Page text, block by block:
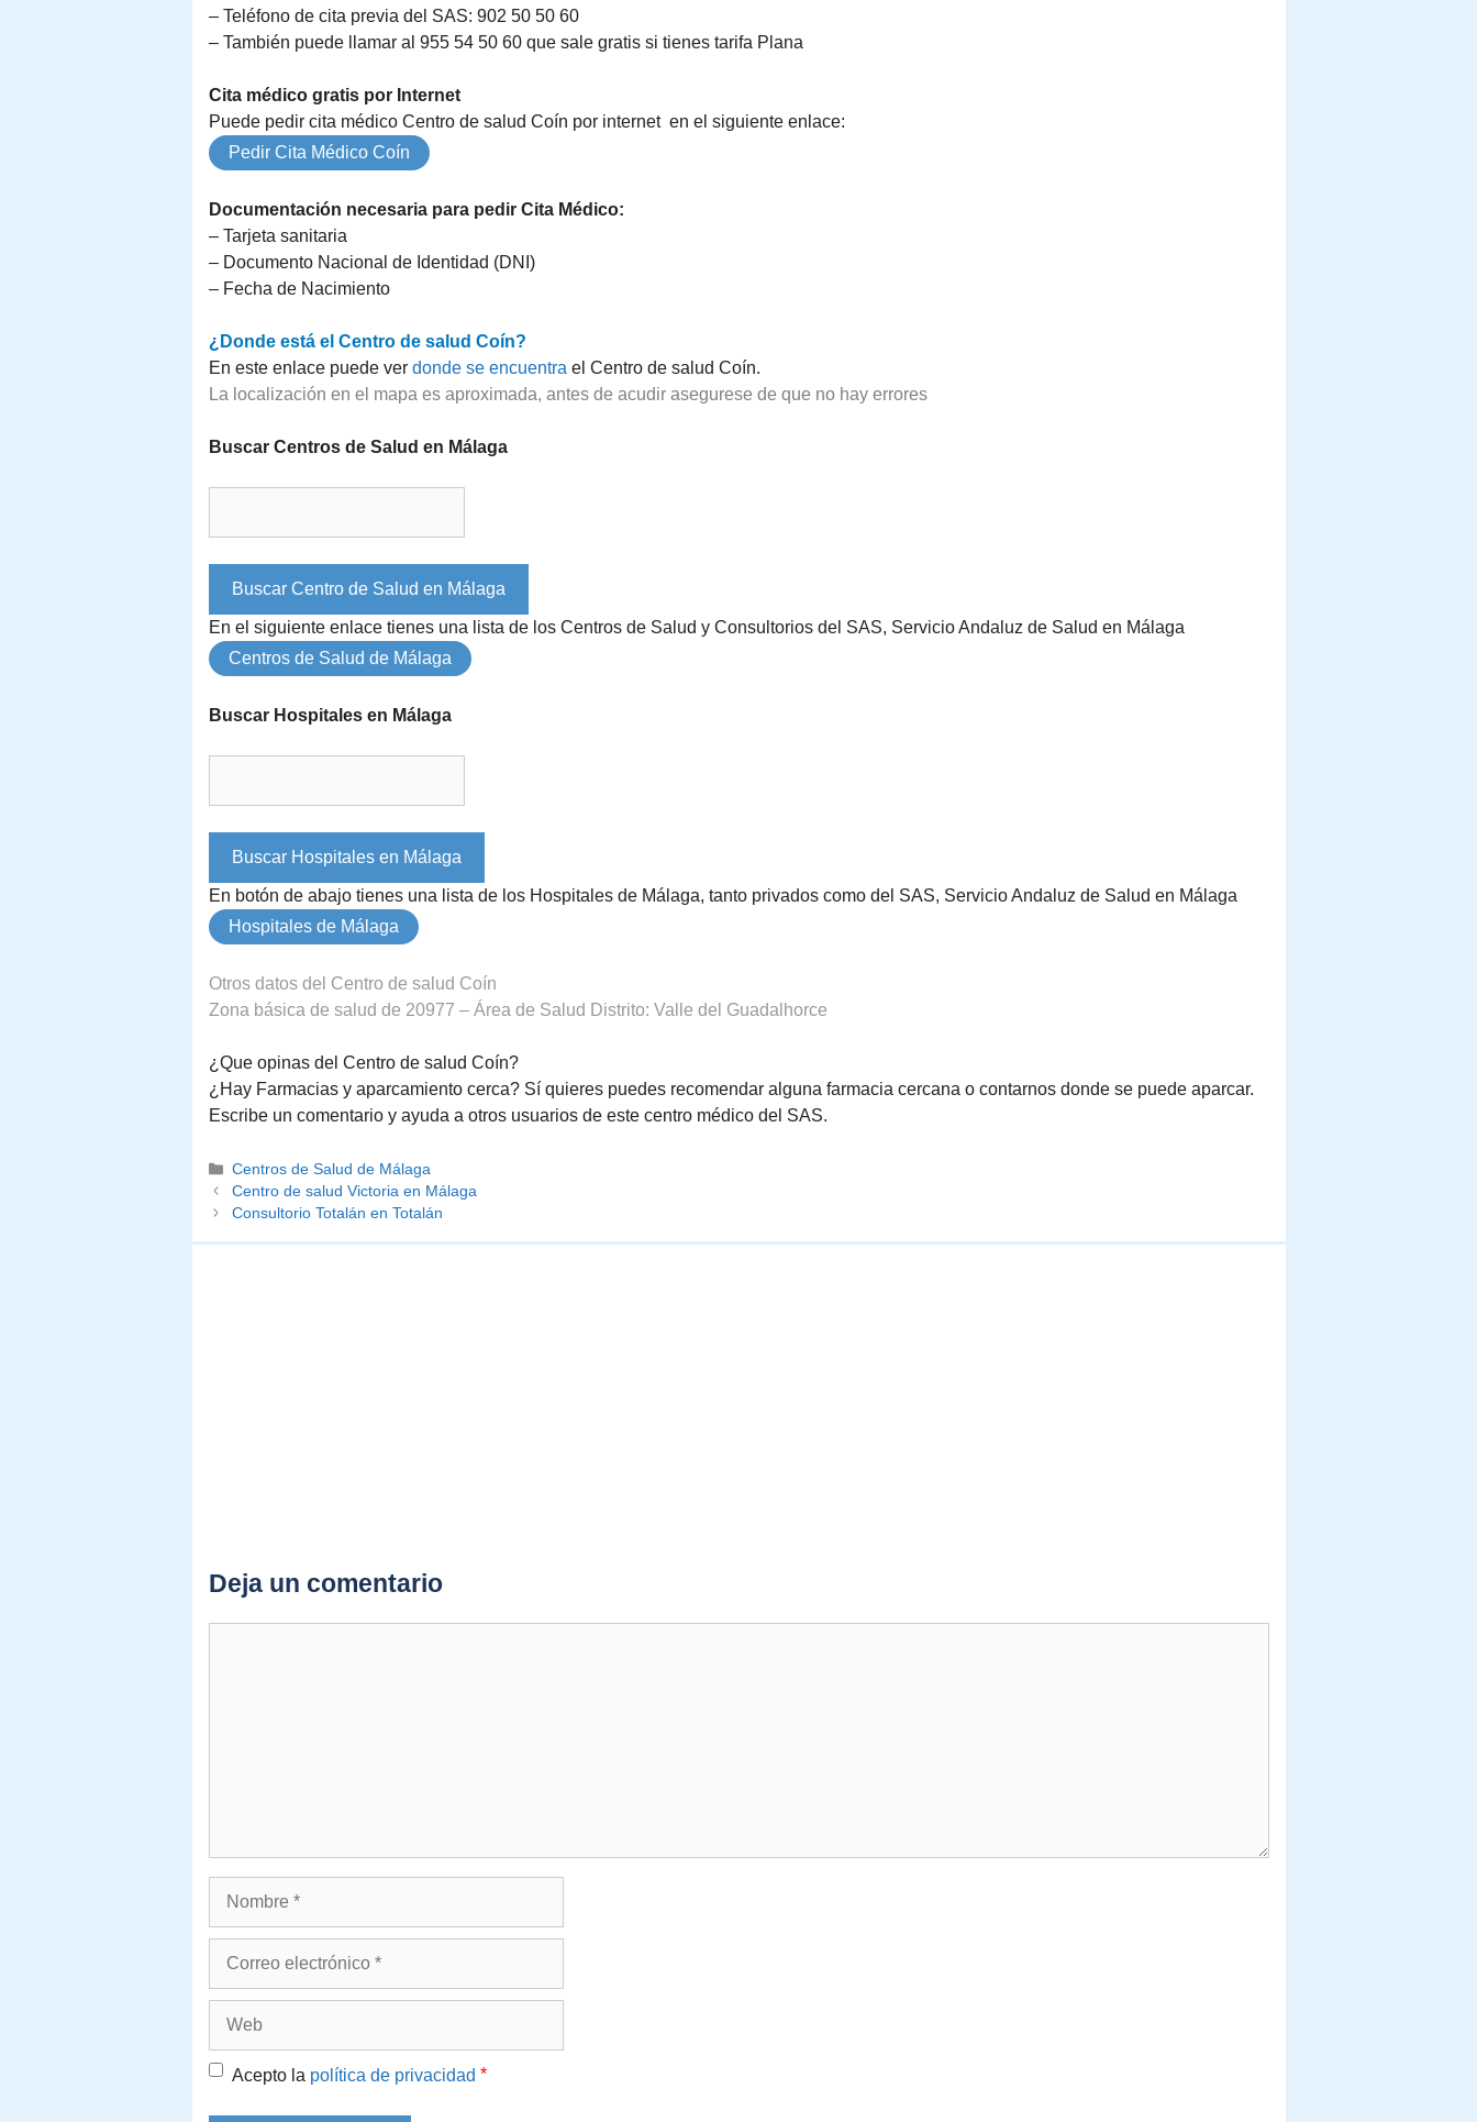
– Teléfono de cita previa del SAS: 902 50 50 60
– También puede llamar al 955 54 50 60 que sale gratis si tienes tarifa Plana
Cita médico gratis por Internet
Puede pedir cita médico Centro de salud Coín por internet en el siguiente enlace:
Pedir Cita Médico Coín
Documentación necesaria para pedir Cita Médico:
– Tarjeta sanitaria
– Documento Nacional de Identidad (DNI)
– Fecha de Nacimiento
¿Donde está el Centro de salud Coín?
En este enlace puede ver donde se encuentra el Centro de salud Coín.
La localización en el mapa es aproximada, antes de acudir asegurese de que no hay errores
Buscar Centros de Salud en Málaga
En el siguiente enlace tienes una lista de los Centros de Salud y Consultorios del SAS, Servicio Andaluz de Salud en Málaga
Centros de Salud de Málaga
Buscar Hospitales en Málaga
En botón de abajo tienes una lista de los Hospitales de Málaga, tanto privados como del SAS, Servicio Andaluz de Salud en Málaga
Hospitales de Málaga
Otros datos del Centro de salud Coín
Zona básica de salud de 20977 – Área de Salud Distrito: Valle del Guadalhorce
¿Que opinas del Centro de salud Coín?
¿Hay Farmacias y aparcamiento cerca? Sí quieres puedes recomendar alguna farmacia cercana o contarnos donde se puede aparcar.
Escribe un comentario y ayuda a otros usuarios de este centro médico del SAS.
Categorías
Centros de Salud de Málaga
Centro de salud Victoria en Málaga
Consultorio Totalán en Totalán
Deja un comentario
Acepto la política de privacidad *